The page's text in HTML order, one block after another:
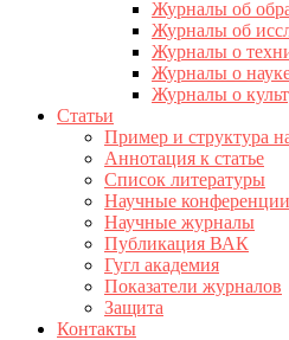
Журналы об
Журналы об
Журналы о
Журналы о
Журналы о
Статьи
Пример и структура
Аннотация к статье
Список литературы
Научные конференции
Научные журналы
Публикация ВАК
Гугл академия
Показатели журналов
Защита
Контакты